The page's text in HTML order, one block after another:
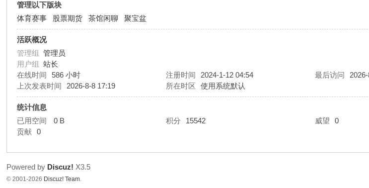
管理以下版块
体育赛事
股票期货 茶馆闲聊 聚宝盆
活跃概况
管理组管理员
用户组站长
在线时间
586 小时 注册时间 2024-1-12 04:54 最后访问
上次发表时间
2026-8-8 17:19 所在时区 使用系统默认
统计信息
已用空间
0 B 积分 15542 威望 0
贡献
0
Powered by Discuz! X3.5
© 2001-2026 Discuz! Team.